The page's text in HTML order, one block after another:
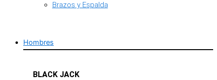
Brazos y Espalda
Hombres
BLACK JACK